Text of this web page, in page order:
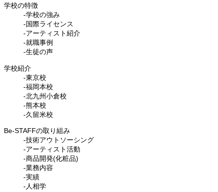
学校の特徴
-学校の強み
-国際ライセンス
-アーティスト紹介
-就職事例
-生徒の声
学校紹介
-東京校
-福岡本校
-北九州小倉校
-熊本校
-久留米校
Be-STAFFの取り組み
-技術アウトソーシング
-アーティスト活動
-商品開発(化粧品)
-業務内容
-実績
-人相学